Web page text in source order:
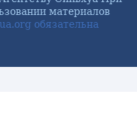
материалов
обязательна